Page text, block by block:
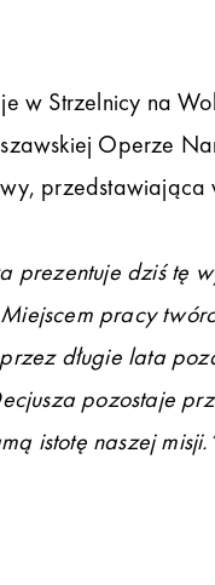
w Strzelnicy na
Operze
przedstawiająca
dziś tę
pracy
długie lata
pozostaje
istotę naszej